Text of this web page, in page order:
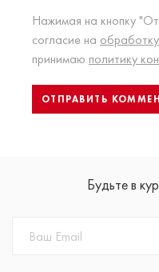
Нажимая на кнопку
согласие на
принимаю политику
Будьте в